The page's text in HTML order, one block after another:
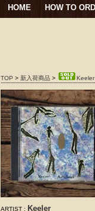
HOME HOW TO
TOP > 新入荷商品 >
ARTIST : Keeler